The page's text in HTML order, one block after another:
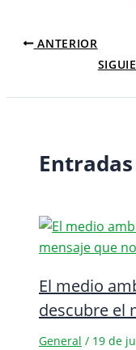
ANTERIOR
El medio
descubre el
General / 19 de